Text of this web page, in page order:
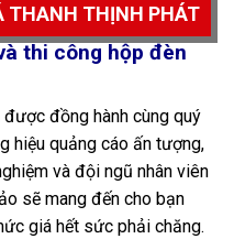
THANH THỊNH PHÁT
thi công hộp đèn
được đồng hành cùng quý
hiệu quảng cáo ấn tượng,
và đội ngũ nhân viên
sẽ mang đến cho bạn
giá hết sức phải chăng.